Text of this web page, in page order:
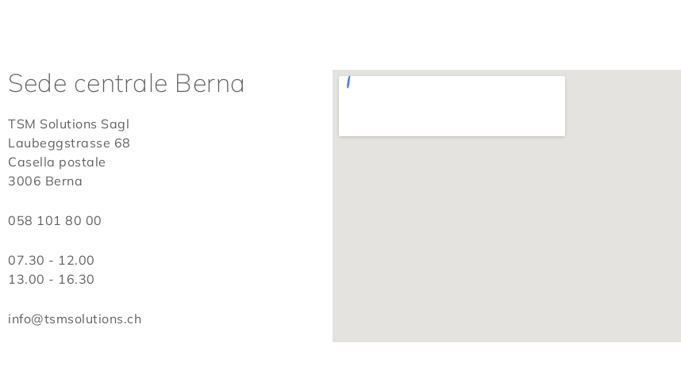
Sede centrale Berna
TSM Solutions Sagl
Laubeggstrasse 68
Casella postale
3006 Berna
058 101 80 00
07.30 - 12.00
13.00 - 16.30
info@tsmsolutions.ch